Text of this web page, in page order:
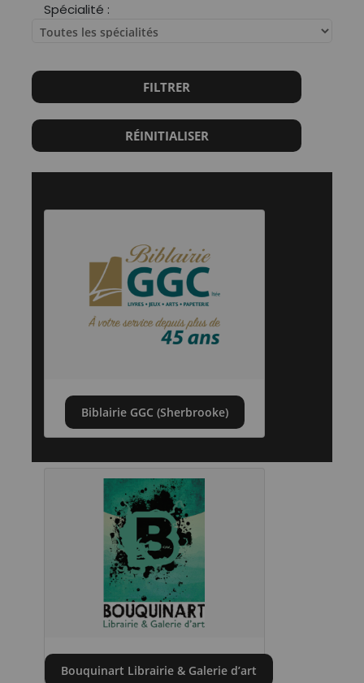
Spécialité :
FILTRER
RÉINITIALISER
Biblairie GGC (Sherbrooke)
Bouquinart Librairie & Galerie d’art